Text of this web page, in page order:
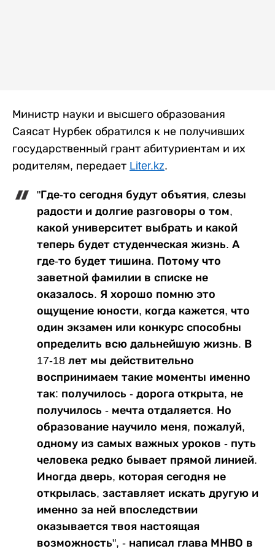
Министр науки и высшего образования
Саясат Нурбек обратился к не получивших
государственный грант абитуриентам и их
родителям, передает Liter.kz.
"Где-то сегодня будут объятия, слезы
радости и долгие разговоры о том,
какой университет выбрать и какой
теперь будет студенческая жизнь. А
где-то будет тишина. Потому что
заветной фамилии в списке не
оказалось. Я хорошо помню это
ощущение юности, когда кажется, что
один экзамен или конкурс способны
определить всю дальнейшую жизнь. В
17-18 лет мы действительно
воспринимаем такие моменты именно
так: получилось - дорога открыта, не
получилось - мечта отдаляется. Но
образование научило меня, пожалуй,
одному из самых важных уроков - путь
человека редко бывает прямой линией.
Иногда дверь, которая сегодня не
открылась, заставляет искать другую и
именно за ней впоследствии
оказывается твоя настоящая
возможность", - написал глава МНВО в